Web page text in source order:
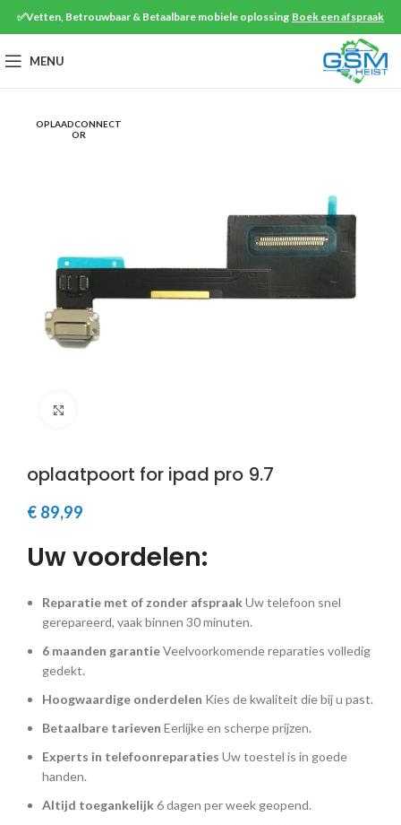
✅Vetten, Betrouwbaar & Betaalbare mobiele oplossing Boek een afspraak
MENU
OPLAADCONNECT
OR
oplaatpoort for ipad pro 9.7
€ 89,99
Uw voordelen:
Reparatie met of zonder afspraakUw telefoon snel
gerepareerd, vaak binnen 30 minuten.
6 maanden garantieVeelvoorkomende reparaties volledig
gedekt.
Hoogwaardige onderdelen Kies de kwaliteit die bij u past.
Betaalbare tarieven Eerlijke en scherpe prijzen.
Experts in telefoonreparaties Uw toestel is in goede
handen.
Altijd toegankelijk6 dagen per week geopend.